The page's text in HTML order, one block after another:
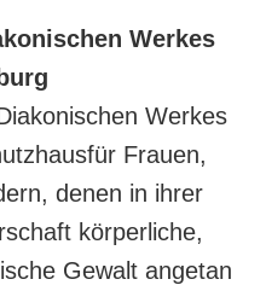
Werkes
Werkes
Frauen,
denen in ihrer
körperliche,
Gewalt angetan